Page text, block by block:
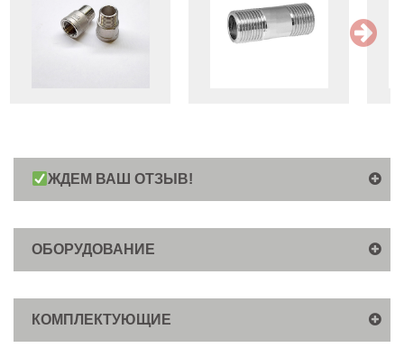
ЖДЕМ ВАШ ОТЗЫВ!
ОБОРУДОВАНИЕ
КОМПЛЕКТУЮЩИЕ